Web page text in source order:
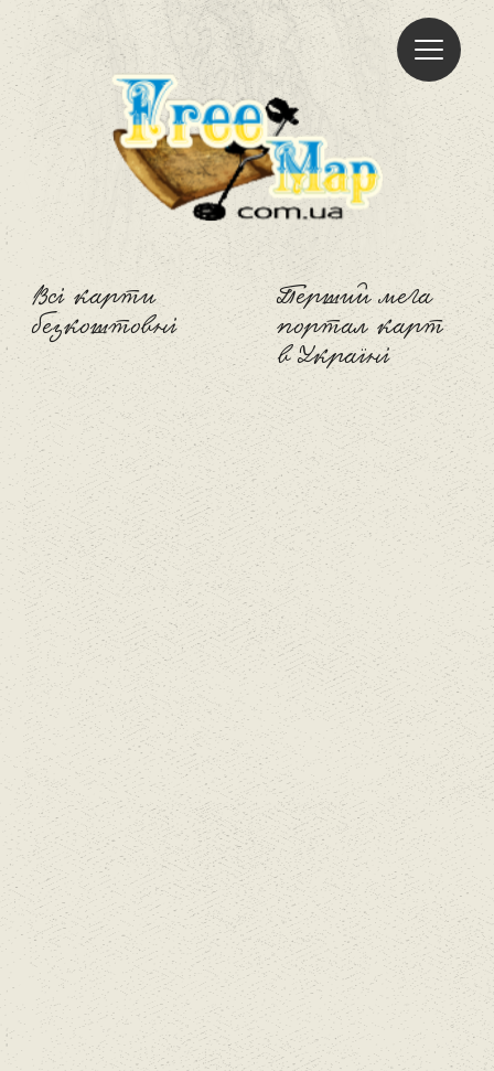
Всі карти
безкоштовні
Freemap
Перший мега
портал карт
в Україні